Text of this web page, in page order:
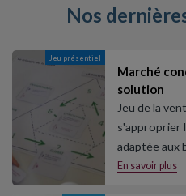
Nos
Jeu présentiel
Marché
solution
Jeu de la
s'approprier
adaptée aux
En savoir plus